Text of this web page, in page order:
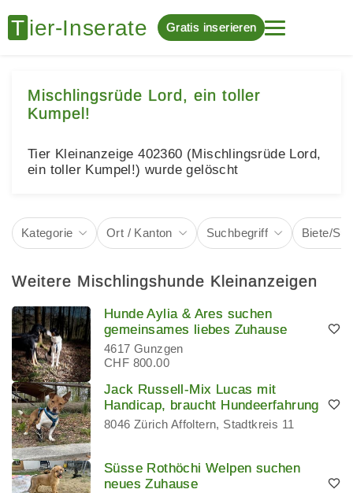
Gratis inserieren
Mischlingsrüde Lord, ein toller
Kumpel!
Tier Kleinanzeige 402360 (Mischlingsrüde Lord,
ein toller Kumpel!) wurde gelöscht
Kategorie Ort / Kanton Suchbegriff Biete/
Weitere Mischlingshunde Kleinanzeigen
Hunde Aylia & Ares suchen
gemeinsames liebes Zuhause
4617 Gunzgen
CHF 800.00
Jack Russell-Mix Lucas mit
Handicap, braucht Hundeerfahrung
8046 Zürich Affoltern, Stadtkreis 11
Süsse Rothöchi Welpen suchen
neues Zuhause